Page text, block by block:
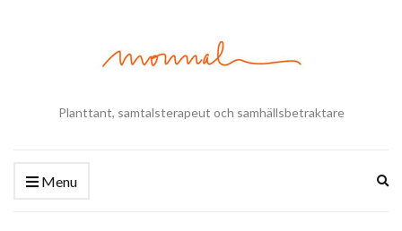
Planttant, samtalsterapeut och samhällsbetraktare
Menu